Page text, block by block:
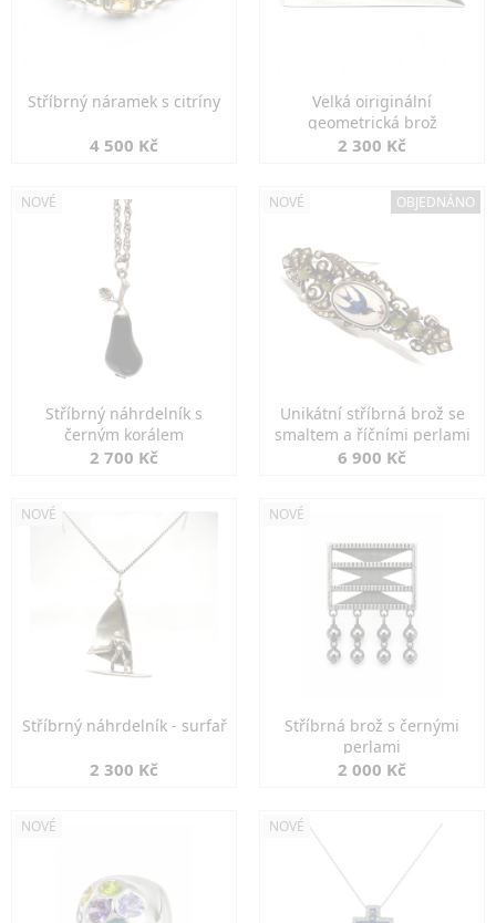
Stříbrný náramek s citríny
4 500 Kč
Velká oiriginální
geometrická brož
2 300 Kč
NOVÉ
Stříbrný náhrdelník s
černým korálem
2 700 Kč
NOVÉ OBJEDNÁNO
Unikátní stříbrná brož se
smaltem a říčními perlami
6 900 Kč
NOVÉ
Stříbrný náhrdelník - surfař
2 300 Kč
NOVÉ
Stříbrná brož s černými
perlami
2 000 Kč
NOVÉ NOVÉ